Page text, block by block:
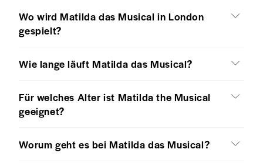
Wo wird Matilda das Musical in London
gespielt?
Wie lange läuft Matilda das Musical?
Für welches Alter ist Matilda the Musical
geeignet?
Worum geht es bei Matilda das Musical?